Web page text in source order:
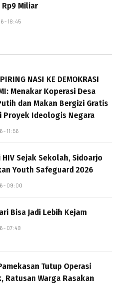
Rp9 Miliar
- 18:45
NASI KE DEMOKRASI
Menakar Koperasi Desa
dan Makan Bergizi Gratis
Proyek Ideologis Negara
- 11:56
HIV Sejak Sekolah, Sidoarjo
Youth Safeguard 2026
- 09:00
Bisa Jadi Lebih Kejam
- 07:49
Tutup Operasi
Ratusan Warga Rasakan